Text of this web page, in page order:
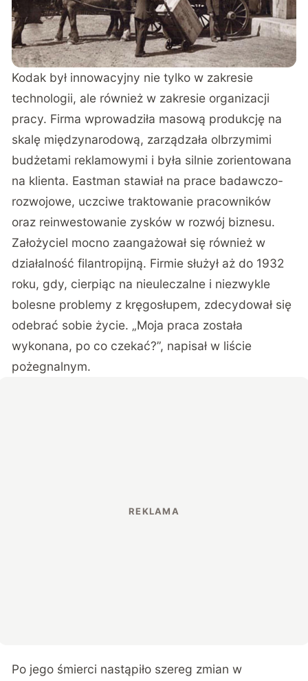
Kodak był innowacyjny nie tylko w zakresie
technologii, ale również w zakresie organizacji
pracy. Firma wprowadziła masową produkcję na
skalę międzynarodową, zarządzała olbrzymimi
budżetami reklamowymi i była silnie zorientowana
na klienta. Eastman stawiał na prace badawczo-
rozwojowe, uczciwe traktowanie pracowników
oraz reinwestowanie zysków w rozwój biznesu.
Założyciel mocno zaangażował się również w
działalność filantropijną. Firmie służył aż do 1932
roku, gdy, cierpiąc na nieuleczalne i niezwykle
bolesne problemy z kręgosłupem, zdecydował się
odebrać sobie życie. „Moja praca została
wykonana, po co czekać?”, napisał w liście
pożegnalnym.
Po jego śmierci nastąpiło szereg zmian w